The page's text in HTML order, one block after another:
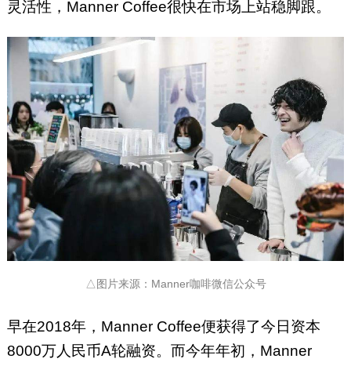
灵活性，Manner Coffee很快在市场上站稳脚跟。
△图片来源：Manner咖啡微信公众号
早在2018年，Manner Coffee便获得了今日资本
8000万人民币A轮融资。而今年年初，Manner